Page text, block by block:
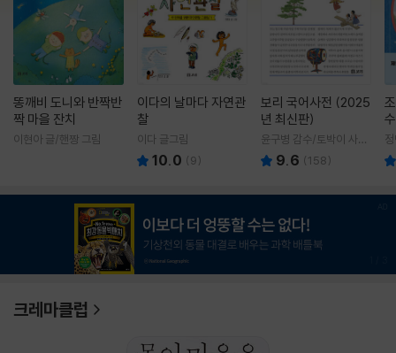
똥깨비 도니와 반짝반
짝 마을 잔치
이현아 글/핸짱 그림
이다의 날마다 자연관
찰
이다 글그림
10.0 (9)
보리 국어사전 (2025
년 최신판)
윤구병 감수/토박이 사전
편찬실 편
9.6 (158)
크레마클럽